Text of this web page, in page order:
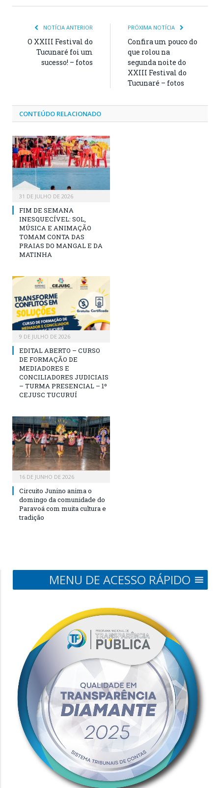
NOTÍCIA ANTERIOR
O XXIII Festival do
Tucunaré foi um
sucesso! – fotos
PRÓXIMA NOTÍCIA
Confira um pouco do
que rolou na
segunda noite do
XXIII Festival do
Tucunaré – fotos
CONTEÚDO RELACIONADO
31 DE JULHO DE 2026
FIM DE SEMANA
INESQUECÍVEL: SOL,
MÚSICA E ANIMAÇÃO
TOMAM CONTA DAS
PRAIAS DO MANGAL E DA
MATINHA
9 DE JULHO DE 2026
EDITAL ABERTO – CURSO
DE FORMAÇÃO DE
MEDIADORES E
CONCILIADORES JUDICIAIS
– TURMA PRESENCIAL – 1º
CEJUSC TUCURUÍ
16 DE JUNHO DE 2026
Circuito Junino anima o
domingo da comunidade do
Paravoá com muita cultura e
tradição
MENU DE ACESSO RÁPIDO